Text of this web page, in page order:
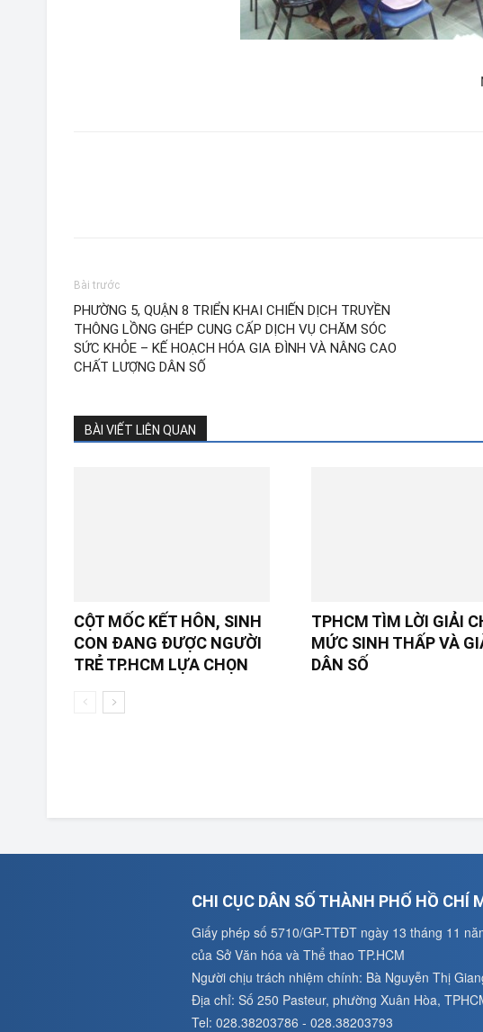
Bài trước
PHƯỜNG 5, QUẬN 8 TRIỂN KHAI CHIẾN DỊCH TRUYỀN
THÔNG LỒNG GHÉP CUNG CẤP DỊCH VỤ CHĂM SÓC
SỨC KHỎE – KẾ HOẠCH HÓA GIA ĐÌNH VÀ NÂNG CAO
CHẤT LƯỢNG DÂN SỐ
BÀI VIẾT LIÊN QUAN
CỘT MỐC KẾT HÔN, SINH
CON ĐANG ĐƯỢC NGƯỜI
TRẺ TP.HCM LỰA CHỌN
TPHCM TÌM LỜI GIẢI
MỨC SINH THẤP VÀ
DÂN SỐ
CHI CỤC DÂN SỐ THÀNH PHỐ HỒ CHÍ
Giấy phép số 5710/GP-TTĐT ngày 13 tháng 11
của Sở Văn hóa và Thể thao TP.HCM
Người chịu trách nhiệm chính: Bà Nguyễn Thị
Địa chỉ: Số 250 Pasteur, phường Xuân Hòa,
Tel: 028.38203786 - 028.38203793